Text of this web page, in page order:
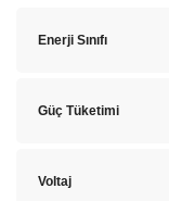
Enerji Sınıfı
Güç Tüketimi
Voltaj